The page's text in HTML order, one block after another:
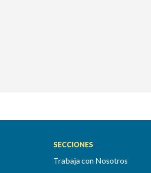
SECCIONES
Trabaja con Nosotros